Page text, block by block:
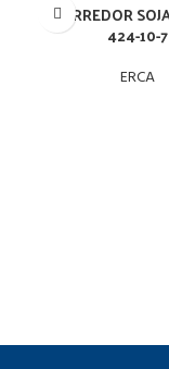
BARREDOR
424-10-7
ERCA